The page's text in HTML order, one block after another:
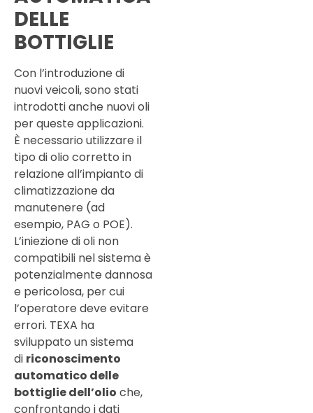
DELLE
BOTTIGLIE
Con l’introduzione di
nuovi veicoli, sono stati
introdotti anche nuovi oli
per queste applicazioni.
È necessario utilizzare il
tipo di olio corretto in
relazione all’impianto di
climatizzazione da
manutenere (ad
esempio, PAG o POE).
L’iniezione di oli non
compatibili nel sistema è
potenzialmente dannosa
e pericolosa, per cui
l’operatore deve evitare
errori. TEXA ha
sviluppato un sistema
di riconoscimento
automatico delle
bottiglie dell’olio che,
confrontando i dati